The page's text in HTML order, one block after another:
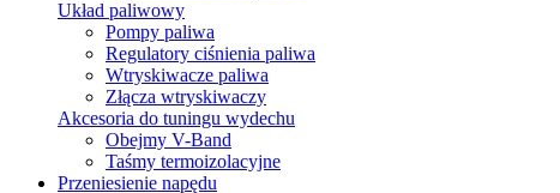
Układ paliwowy
Pompy paliwa
Regulatory ciśnienia paliwa
Wtryskiwacze paliwa
Złącza wtryskiwaczy
Akcesoria do tuningu wydechu
Obejmy V-Band
Taśmy termoizolacyjne
Przeniesienie napędu